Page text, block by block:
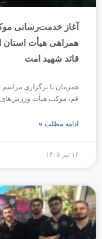
آغاز خدمت‌رسانی
همراهی هیأت استان
قائد شهید امت
همزمان با برگزاری
قم، موکب هیأت ورزش‌های
ادامه مطلب »
۱۶ تیر ۱۴۰۵